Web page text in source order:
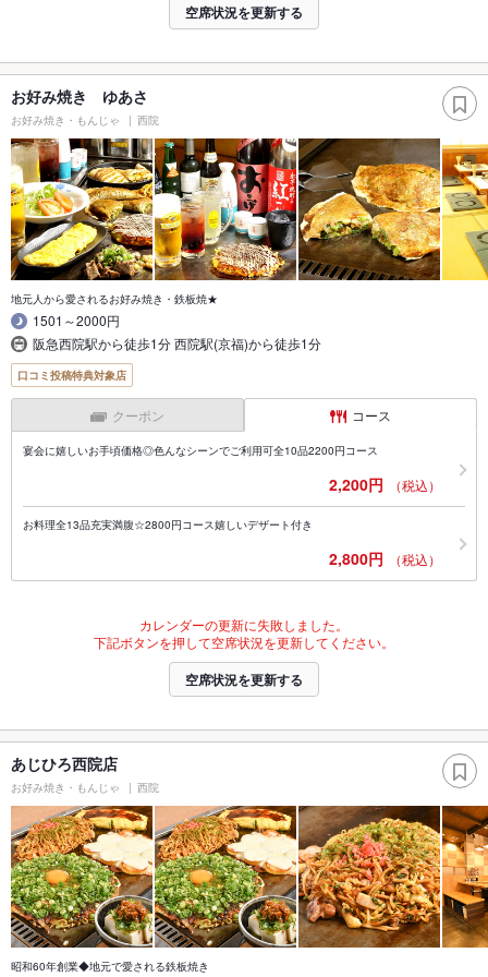
空席状況を更新する
お好み焼き ゆあさ
お好み焼き・もんじゃ 西院
地元人から愛されるお好み焼き・鉄板焼★
1501～2000円
阪急西院駅から徒歩1分 西院駅(京福)から徒歩1分
口コミ投稿特典対象店
クーポン コース
宴会に嬉しいお手頃価格◎色んなシーンでご利用可全10品2200円コース
2,200円 （税込）
お料理全13品充実満腹☆2800円コース嬉しいデザート付き
2,800円 （税込）
カレンダーの更新に失敗しました。
下記ボタンを押して空席状況を更新してください。
空席状況を更新する
あじひろ西院店
お好み焼き・もんじゃ 西院
昭和60年創業◆地元で愛される鉄板焼き